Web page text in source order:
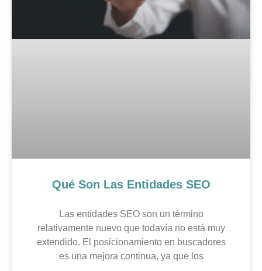
Qué Son Las Entidades SEO
Las entidades SEO son un término
relativamente nuevo que todavía no está muy
extendido. El posicionamiento en buscadores
es una mejora continua, ya que los